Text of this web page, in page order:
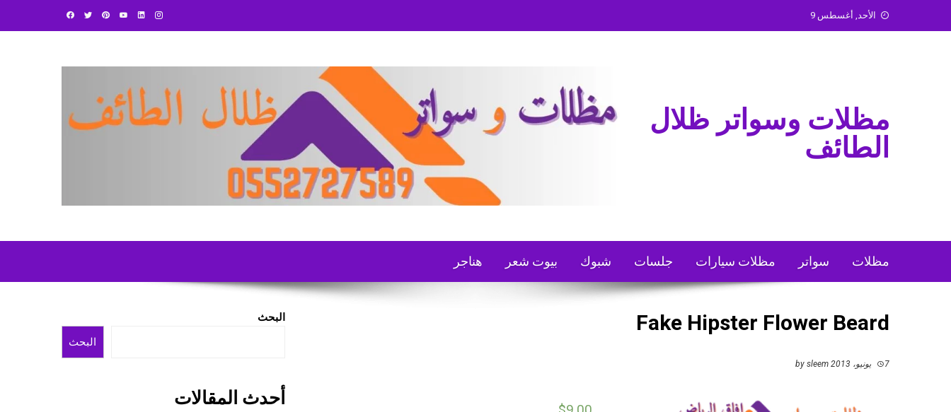
الأحد, أغسطس 9
مظلات وسواتر ظلال
الطائف
مظلات سواتر مظلات سيارات جلسات شبوك بيوت شعر هناجر
Fake Hipster Flower Beard
7 يونيو، 2013 sleem
البحث
البحث
أحدث المقالات